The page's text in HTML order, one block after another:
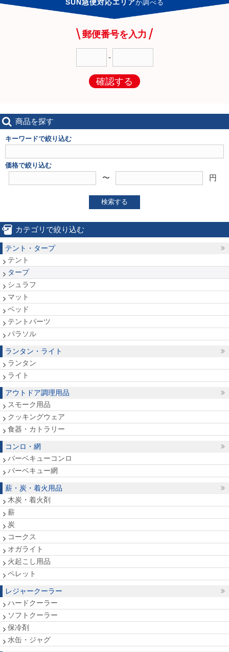
SUN急便対応エリアか調べる
郵便番号を入力
-
確認する
商品を探す
キーワードで絞り込む
価格で絞り込む
〜 円
検索する
カテゴリで絞り込む
テント・タープ
テント
タープ
シュラフ
マット
ベッド
テントパーツ
パラソル
ランタン・ライト
ランタン
ライト
アウトドア調理用品
スモーク用品
クッキングウェア
食器・カトラリー
コンロ・網
バーベキューコンロ
バーベキュー網
薪・炭・着火用品
木炭・着火剤
薪
炭
コークス
オガライト
火起こし用品
ペレット
レジャークーラー
ハードクーラー
ソフトクーラー
保冷剤
水缶・ジャグ